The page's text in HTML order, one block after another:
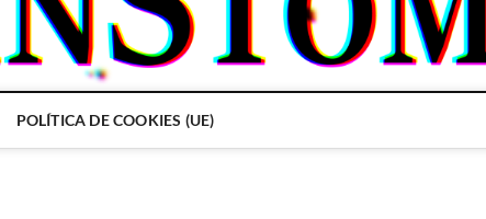
POLÍTICA DE COOKIES (UE)